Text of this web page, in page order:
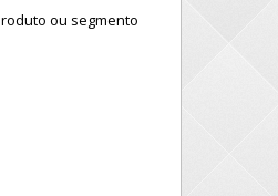
ou segmento